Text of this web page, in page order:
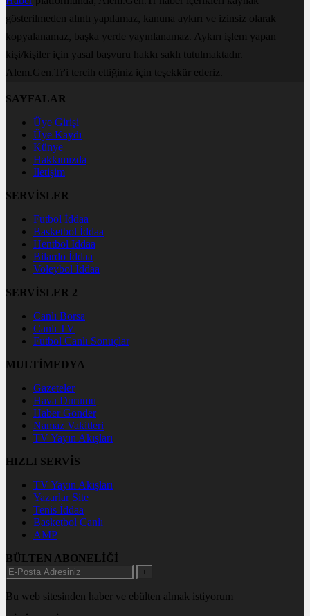
gösterilmeden alıntı yapılamaz, kanuna aykırı ve izinsiz olarak
kopyalanamaz, başka yerde yayınlanamaz. Aykırı işlem yapan
kişi/kişiler için yasal başvuru hakkı saklı tutulmaktadır.
Alem.Gen.Tr'i tercih ettiğiniz için teşekkür ederiz.
SAYFALAR
Üye Girişi
Üye Kaydı
Künye
Hakkımızda
İletişim
SERVİSLER
Futbol İddaa
Basketbol İddaa
Hentbol İddaa
Bilardo İddaa
Voleybol İddaa
SERVİSLER 2
Canlı Borsa
Canlı TV
Futbol Canlı Sonuçlar
MULTİMEDYA
Gazeteler
Hava Durumu
Haber Gönder
Namaz Vakitleri
TV Yayın Akışları
HIZLI SERVİS
TV Yayın Akışları
Yazarlar Site
Tenis İddaa
Basketbol Canlı
AMP
BÜLTEN ABONELİĞİ
+
Bu web sitesinden haber ve ebülten almak istiyorum